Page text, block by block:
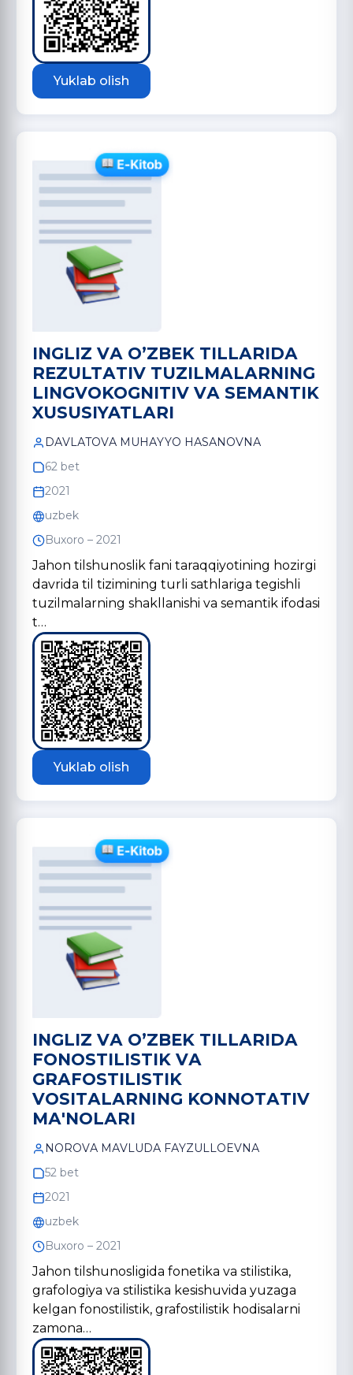
Yuklab olish
INGLIZ VА OʼZBEK TILLАRIDА
REZULTАTIV TUZILMАLАRNING
LINGVOKOGNITIV VА SEMАNTIK
XUSUSIYATLАRI
DАVLАTOVА MUHАYYO HАSАNOVNА
62 bet
2021
uzbek
Buxoro – 2021
Jahon tilshunoslik fani taraqqiyotining hozirgi
davrida til tizimining turli sathlariga tegishli
tuzilmalarning shakllanishi va semantik ifodasi
t…
Yuklab olish
INGLIZ VА OʼZBEK TILLАRIDА
FONOSTILISTIK VА
GRАFOSTILISTIK
VOSITАLАRNING KONNOTАTIV
MА'NOLАRI
NOROVА MАVLUDА FАYZULLOEVNА
52 bet
2021
uzbek
Buxoro – 2021
Jahon tilshunosligida fonetika va stilistika,
grafologiya va stilistika kesishuvida yuzaga
kelgan fonostilistik, grafostilistik hodisalarni
zamona…